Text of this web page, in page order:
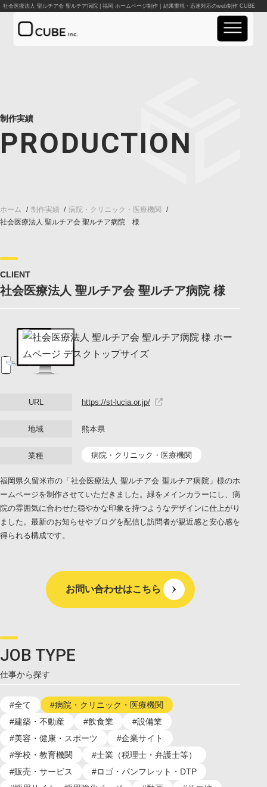
料金案内
資料請求
LINEでお問い合わせ
社会医療法人 聖ルチア会 聖ルチア病院 | 福岡 ホームページ制作｜結果重視・迅速対応のweb制作 CUBE
制作実績
PRODUCTION
ホーム 制作実績
病院・クリニック・医療機関
社会医療法人 聖ルチア会 聖ルチア病院
JOB TYPE
仕事から探す
#全て
#病院・クリニック・医療機関
#建築・不動産
#飲食業
#設備業
#美容・健康・スポーツ
#企業サイト
#学校・教育機関
#士業（税理士・弁護士等）
#販売・サービス
#ロゴ・パンフレット・DTP
CLIENT
社会医療法人 聖ルチア会 聖ルチア病院 様
URL https://st-lucia.or.jp/
地域 熊本県
業種 病院・クリニック・医療機関
福岡県久留米市の「社会医療法人 聖ルチア会 聖ルチア病院」様のホ
ームページを制作させていただきました。緑をメインカラーにし、病
院の雰囲気に合わせた穏やかな印象を持つようなデザインに仕上がり
ました。最新のお知らせやブログを配信し訪問者が親近感と安心感を
得られる構成です。
お問い合わせはこちら